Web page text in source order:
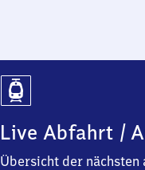
Live Abfahrt /
Übersicht der nächsten